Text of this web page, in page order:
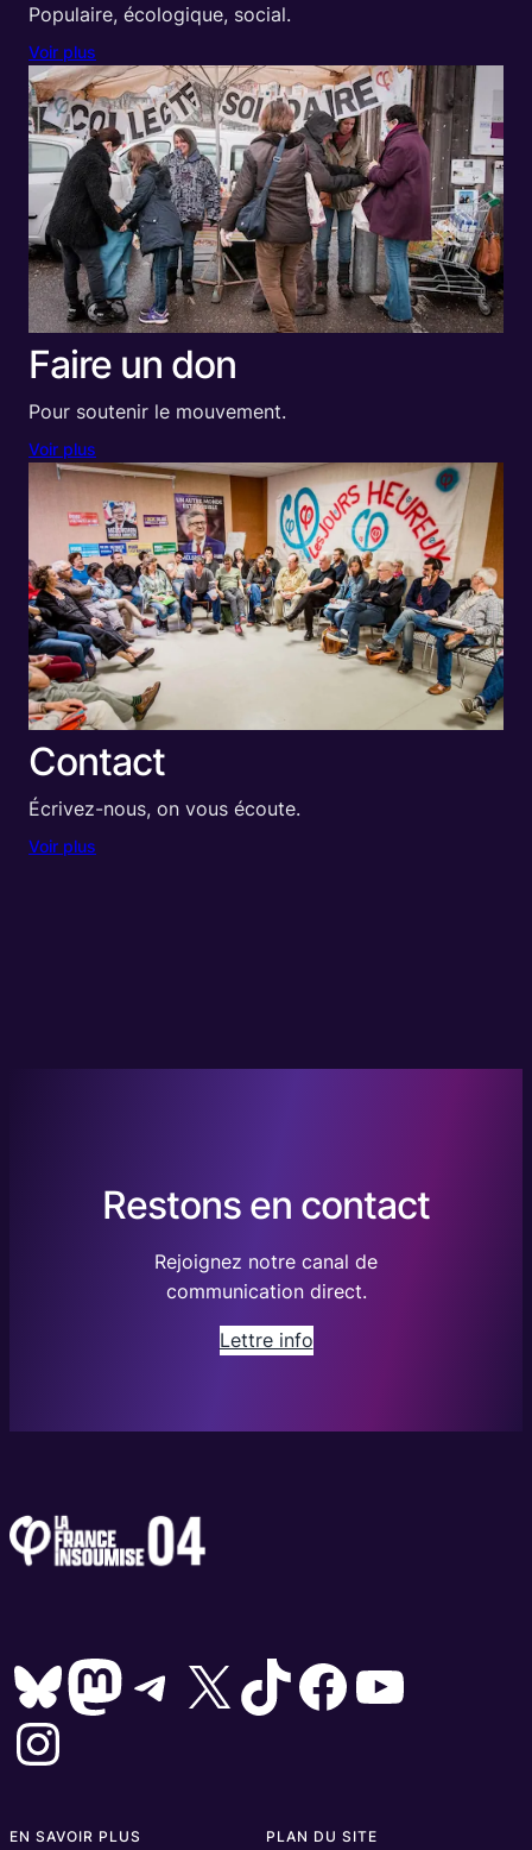
Populaire, écologique, social.
Voir plus
Faire un don
Pour soutenir le mouvement.
Voir plus
Contact
Écrivez-nous, on vous écoute.
Voir plus
Restons en contact
Rejoignez notre canal de
communication direct.
Lettre info
Bluesky Mastodon Telegram X TikTok Facebook YouTube
Instagram
EN SAVOIR PLUS PLAN DU SITE